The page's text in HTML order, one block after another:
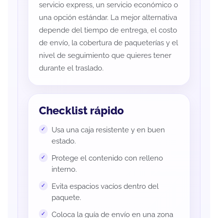
servicio express, un servicio económico o
una opción estándar. La mejor alternativa
depende del tiempo de entrega, el costo
de envío, la cobertura de paqueterías y el
nivel de seguimiento que quieres tener
durante el traslado.
Checklist rápido
Usa una caja resistente y en buen
estado.
Protege el contenido con relleno
interno.
Evita espacios vacíos dentro del
paquete.
Coloca la guía de envío en una zona